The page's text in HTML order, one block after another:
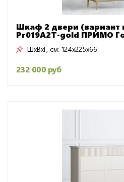
Шкаф 2 двери (вариант
Pr019A2T-gold ПРИМО
ШxВxГ, см: 124x225x66
232 000 руб